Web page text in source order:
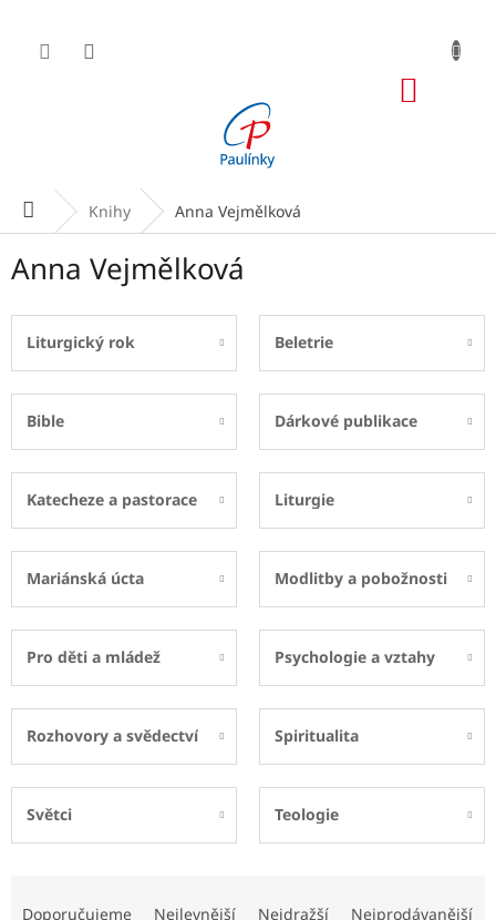
obsah
Domů Knihy Anna Vejmělková
Anna Vejmělková
Liturgický rok Beletrie
Bible Dárkové publikace
Katecheze a pastorace Liturgie
Mariánská úcta Modlitby a pobožnosti
Pro děti a mládež Psychologie a vztahy
Rozhovory a svědectví Spiritualita
Světci Teologie
Doporučujeme Nejlevnější Nejdražší Nejprodávanější